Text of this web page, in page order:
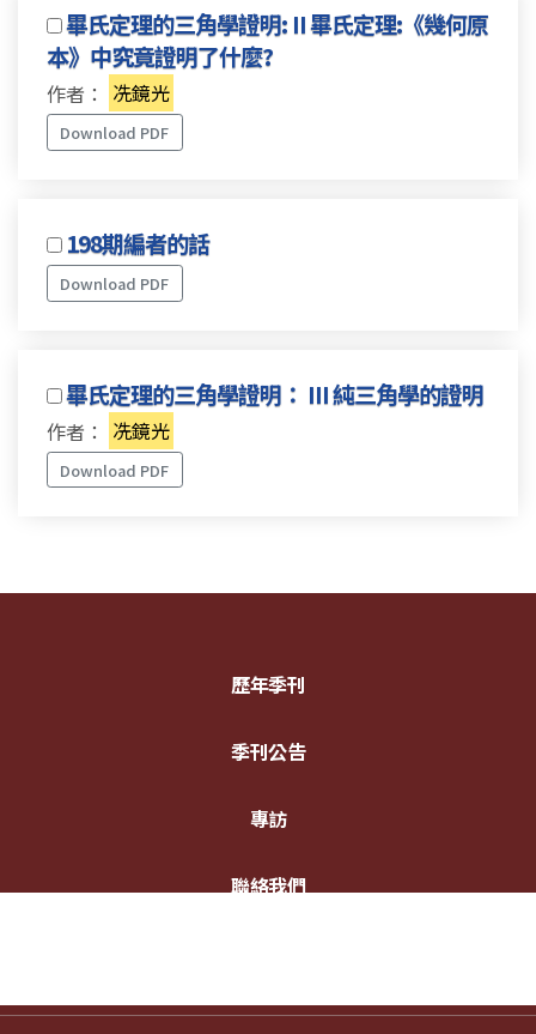
畢氏定理的三角學證明: II 畢氏定理:《幾何原
本》中究竟證明了什麼?
作者： 冼鏡光
Download PDF
198期編者的話
Download PDF
畢氏定理的三角學證明： III 純三角學的證明
作者： 冼鏡光
Download PDF
歷年季刊
季刊公告
專訪
聯絡我們